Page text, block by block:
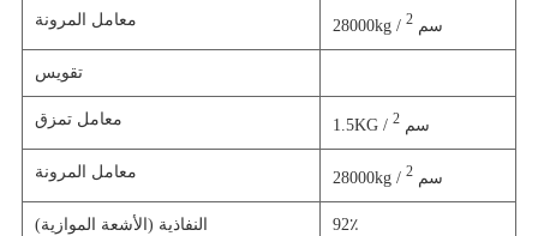
معامل المرونة 28000kg / سم2
تقويس
معامل تمزق 1.5KG / سم2
معامل المرونة 28000kg / سم2
النفاذية (الأشعة الموازية) 92٪